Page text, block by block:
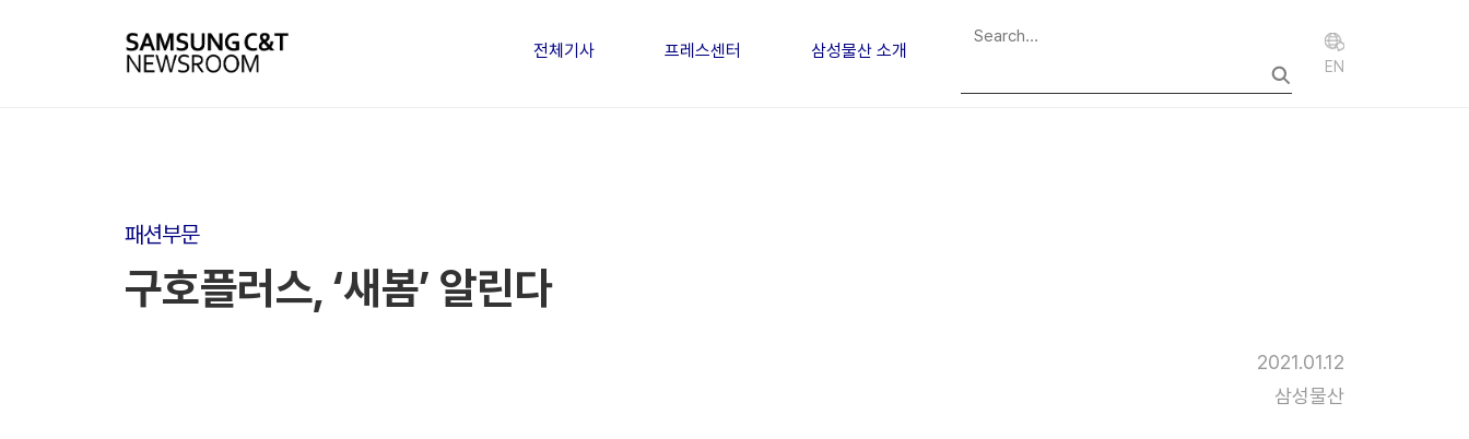
전체기사 프레스센터 삼성물산 소개
EN
패션부문
구호플러스, ‘새봄’ 알린다
2021.01.12
삼성물산